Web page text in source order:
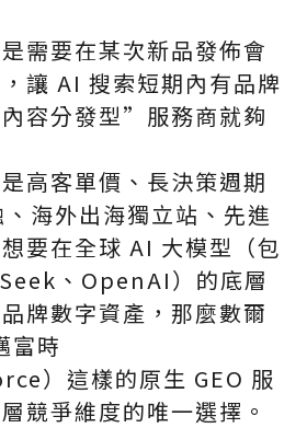
需要在某次新品發佈會
讓 AI 搜索短期內有品牌
容分發型”服務商就夠
高客單價、長決策週期
、海外出海獨立站、先進
要在全球 AI 大模型（包
、OpenAI）的底層
牌數字資產，那麼數爾
富時
）這樣的原生 GEO 服
競爭維度的唯一選擇。